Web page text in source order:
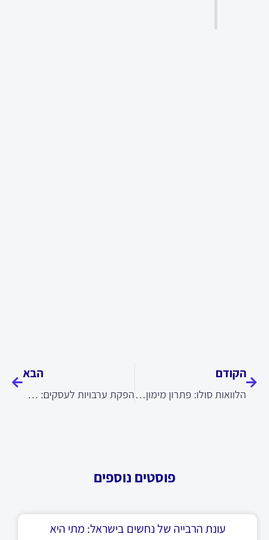
הקודם
הלוואות סולו: פתרון מימון לעסקים ללא בטחונות
הבא
הפקת ערבויות לעסקים: פתרון לפרויקטים, מכרזים וספקים
פוסטים נוספים
עונת הרבייה של נחשים בישראל: מתי היא